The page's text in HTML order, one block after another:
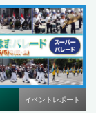
イベントレポート